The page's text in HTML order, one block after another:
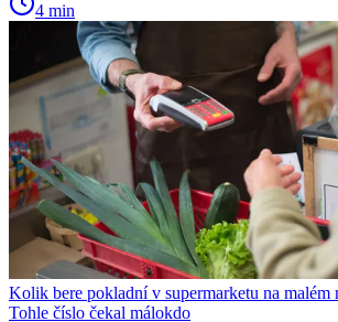
4 min
Kolik bere pokladní v supermarketu na malém
Tohle číslo čekal málokdo